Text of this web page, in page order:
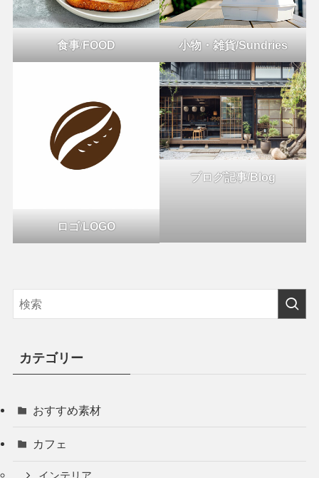
食事/FOOD 小物・雑貨/Sundries
ロゴ/LOGO
ブログ記事/Blog
カテゴリー
おすすめ素材
カフェ